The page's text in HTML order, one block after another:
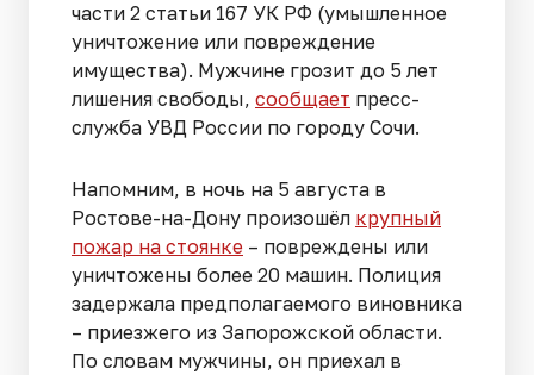
части 2 статьи 167 УК РФ (умышленное
уничтожение или повреждение
имущества). Мужчине грозит до 5 лет
лишения свободы, сообщает пресс-
служба УВД России по городу Сочи.
Напомним, в ночь на 5 августа в
Ростове-на-Дону произошёл крупный
пожар на стоянке – повреждены или
уничтожены более 20 машин. Полиция
задержала предполагаемого виновника
– приезжего из Запорожской области.
По словам мужчины, он приехал в